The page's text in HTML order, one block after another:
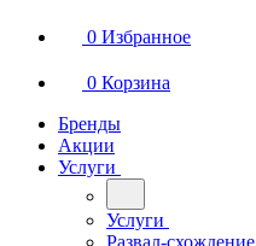
0 Избранное
0 Корзина
Бренды
Акции
Услуги
Услуги
Развал-схождение